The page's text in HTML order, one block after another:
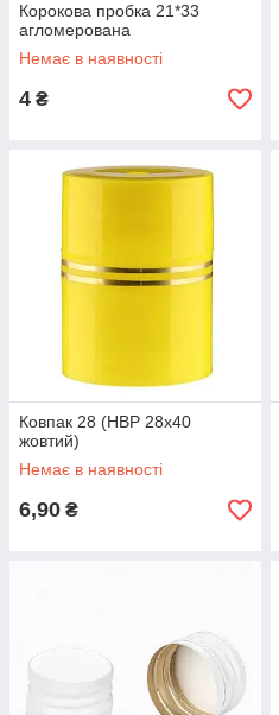
Корокова пробка 21*33
агломерована
Немає в наявності
4 ₴
Ковпак 28 (НВР 28х40
жовтий)
Немає в наявності
6,90 ₴